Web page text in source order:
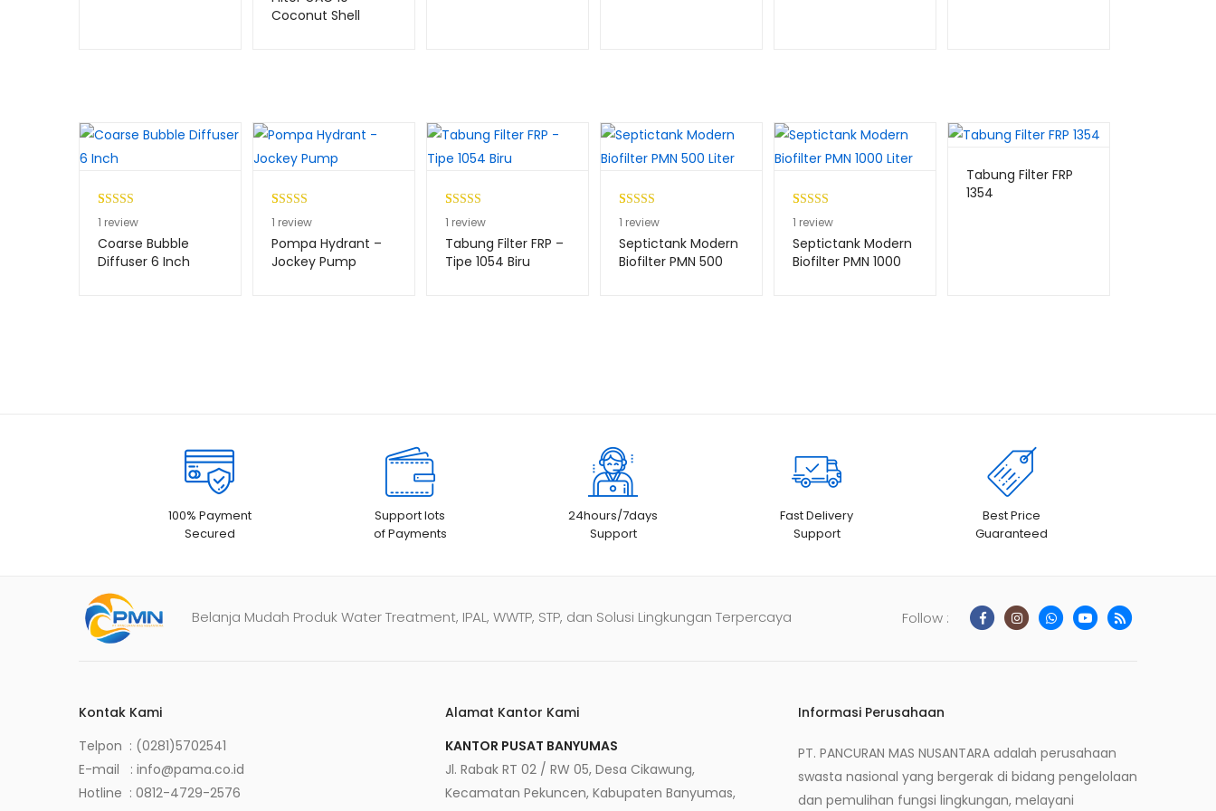
berdasarkan
Coconut Shell
Peringkat
5.00dari 5
berdasarkan
11 review
Coarse Bubble
Diffuser 6 Inch
Peringkat
4.00dari
5
11 review
Pompa Hydrant –
Jockey Pump
Peringkat
4.00dari
5
11 review
Tabung Filter FRP –
Tipe 1054 Biru
Peringkat
4.00 dari
5
11 review
Septictank Modern
Biofilter PMN 500
Peringk
at3.00
dari 5
11 review
Septictank Modern
Biofilter PMN 1000
Tabung Filter FRP
1354
100% Payment
Secured
Support lots
of Payments
24hours/7days
Support
Fast Delivery
Support
Best Price
Guaranteed
Belanja Mudah Produk Water Treatment, IPAL, WWTP, STP, dan Solusi Lingkungan Terpercaya Follow :
Kontak Kami
Telpon : (0281)5702541
E-mail : info@pama.co.id
Hotline : 0812-4729-2576
Alamat Kantor Kami
KANTOR PUSAT BANYUMAS
Jl. Rabak RT 02 / RW 05, Desa Cikawung,
Kecamatan Pekuncen, Kabupaten Banyumas,
Informasi Perusahaan
PT. PANCURAN MAS NUSANTARA adalah perusahaan
swasta nasional yang bergerak di bidang pengelolaan
dan pemulihan fungsi lingkungan, melayani